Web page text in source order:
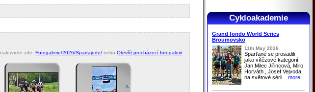
zde: Fotogalerie/2026/Spartajede/ nebo Otevřít procházecí fotogalerii
Cykloakademie
Grand fondo World Series
Broumovsko
11th May 2026
Sparťané se prosadili
jako vítězové kategorií
Jan Milec Jiřincová, Miro
Horváth , Josef Vejvoda
na světové sérii ...more